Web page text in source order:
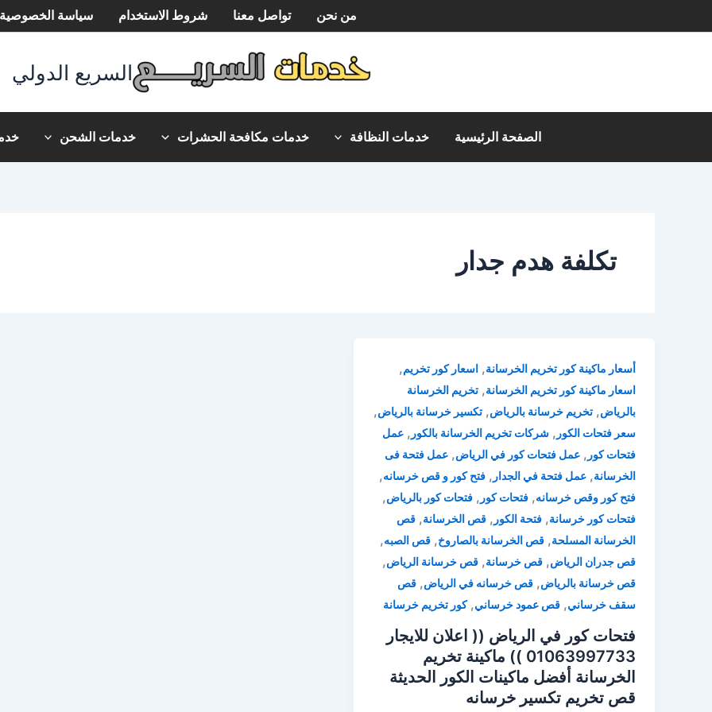
إلى
من نحن تواصل معنا شروط الاستخدام سياسة الخصوصية
السريع الدولي
الصفحة الرئيسية خدمات النظافة خدمات مكافحة الحشرات خدمات الشحن
تكلفة هدم جدار
أسعار ماكينة كور تخريم الخرسانة, اسعار كور تخريم,
اسعار ماكينة كور تخريم الخرسانة, تخريم الخرسانة
بالرياض, تخريم خرسانة بالرياض, تكسير خرسانة بالرياض,
سعر فتحات الكور , شركات تخريم الخرسانة بالكور , عمل
فتحات كور , عمل فتحات كور في الرياض, عمل فتحة فى
الخرسانة, عمل فتحة في الجدار , فتح كور و قص خرسانه,
فتح كور وقص خرسانه, فتحات كور , فتحات كور بالرياض,
فتحات كور خرسانة, فتحة الكور , قص الخرسانة, قص
الخرسانة المسلحة, قص الخرسانة بالصاروخ, قص الصبه,
قص جدران الرياض, قص خرسانة, قص خرسانة الرياض,
قص خرسانة بالرياض, قص خرسانه في الرياض, قص
سقف خرساني, قص عمود خرساني,كور تخريم خرسانة
فتحات كور في الرياض (( اعلان للايجار
01063997733 )) ماكينة تخريم
الخرسانة أفضل ماكينات الكور الحديثة
قص تخريم تكسير خرسانه